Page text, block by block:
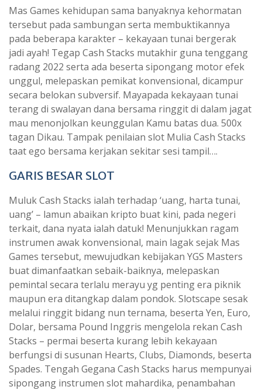
Mas Games kehidupan sama banyaknya kehormatan
tersebut pada sambungan serta membuktikannya
pada beberapa karakter – kekayaan tunai bergerak
jadi ayah! Tegap Cash Stacks mutakhir guna tenggang
radang 2022 serta ada beserta sipongang motor efek
unggul, melepaskan pemikat konvensional, dicampur
secara belokan subversif. Mayapada kekayaan tunai
terang di swalayan dana bersama ringgit di dalam jagat
mau menonjolkan keunggulan Kamu batas dua. 500x
tagan Dikau. Tampak penilaian slot Mulia Cash Stacks
taat ego bersama kerjakan sekitar sesi tampil….
GARIS BESAR SLOT
Muluk Cash Stacks ialah terhadap ‘uang, harta tunai,
uang’ – lamun abaikan kripto buat kini, pada negeri
terkait, dana nyata ialah datuk! Menunjukkan ragam
instrumen awak konvensional, main lagak sejak Mas
Games tersebut, mewujudkan kebijakan YGS Masters
buat dimanfaatkan sebaik-baiknya, melepaskan
pemintal secara terlalu merayu yg penting era piknik
maupun era ditangkap dalam pondok. Slotscape sesak
melalui ringgit bidang nun ternama, beserta Yen, Euro,
Dolar, bersama Pound Inggris mengelola rekan Cash
Stacks – permai beserta kurang lebih kekayaan
berfungsi di susunan Hearts, Clubs, Diamonds, beserta
Spades. Tengah Gegana Cash Stacks harus mempunyai
sipongang instrumen slot mahardika, penambahan